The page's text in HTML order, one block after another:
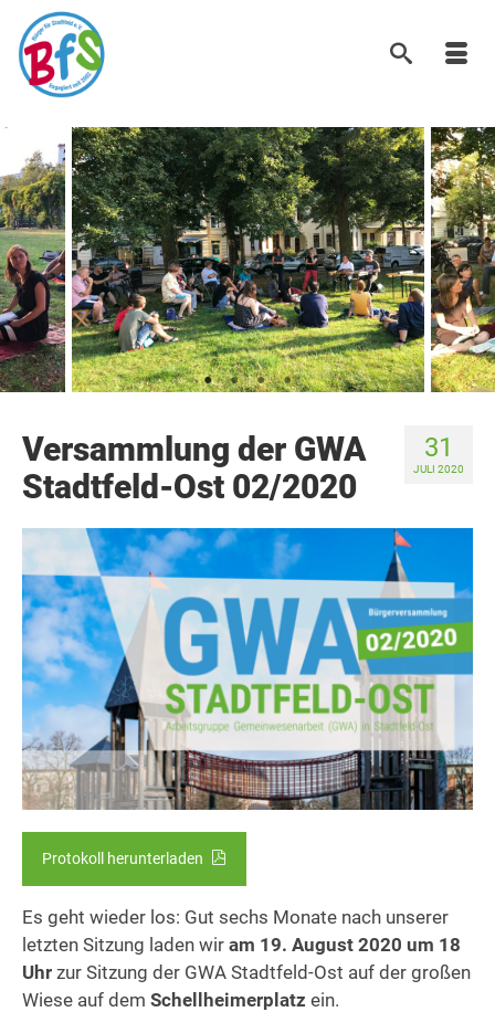
31
JULI 2020
Versammlung der GWA
Stadtfeld-Ost 02/2020
Protokoll herunterladen
Es geht wieder los: Gut sechs Monate nach unserer
letzten Sitzung laden wir am 19. August 2020 um 18
Uhr zur Sitzung der GWA Stadtfeld-Ost auf der großen
Wiese auf dem Schellheimerplatz ein.